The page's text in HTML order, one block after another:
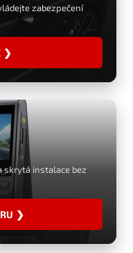
zabezpečení
❯
skrytá instalace bez
❯